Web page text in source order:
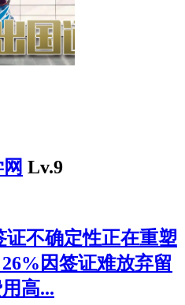
Lv.9
证不确定性正在重塑
因签证难放弃留
高...